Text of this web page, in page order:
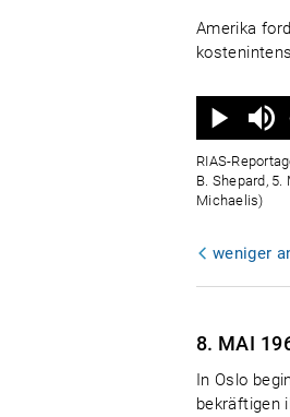
Amerika
Wiedergabe
Ton
aus
RIAS-
B. Shepard,
Michaelis)
weniger
8. MAI
In Oslo
bekräftigen